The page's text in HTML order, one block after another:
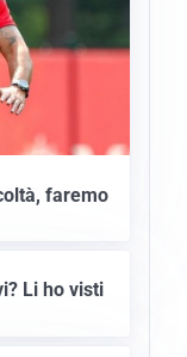
faremo
Li ho visti